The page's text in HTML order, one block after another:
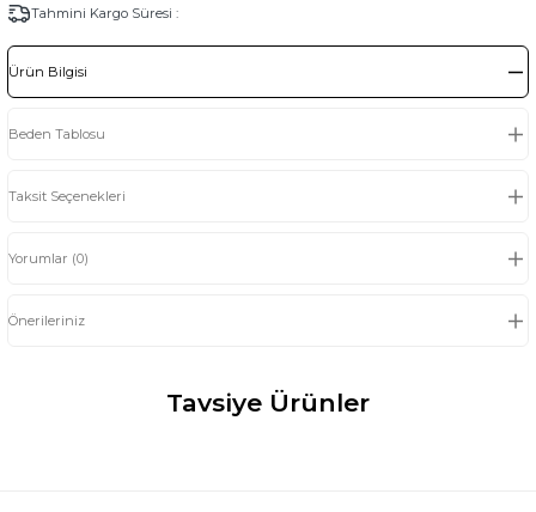
Tahmini Kargo Süresi :
Ürün Bilgisi
Beden Tablosu
Taksit Seçenekleri
Yorumlar (0)
Önerileriniz
Tavsiye Ürünler